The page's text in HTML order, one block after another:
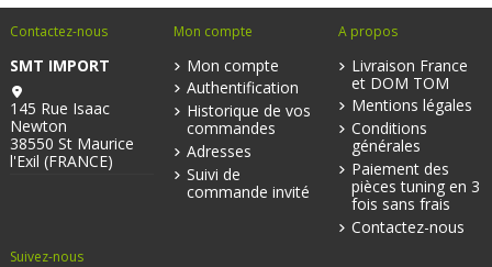
Contactez-nous
SMT IMPORT
145 Rue Isaac
Newton
38550 St Maurice
l'Exil (FRANCE)
Mon compte
Mon compte
Authentification
Historique de vos
commandes
Adresses
Suivi de
commande invité
A propos
Livraison France
et DOM TOM
Mentions légales
Conditions
générales
Paiement des
pièces tuning en 3
fois sans frais
Contactez-nous
Suivez-nous